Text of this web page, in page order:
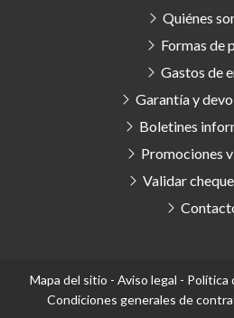
Quiénes
Formas de
Gastos de
Garantía y
Boletines
Promociones
Validar
Mapa del sitio - Aviso legal - Política
Condiciones generales de